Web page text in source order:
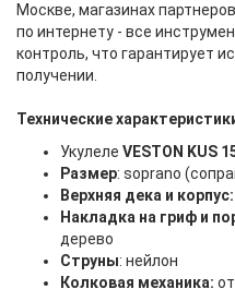
Москве, магазинах
по интернету - все
контроль, что гарантирует
получении.
Технические
Укулеле VESTON KUS
Размер: soprano
Верхняя дека и корпус:
Накладка на гриф и
дерево
Струны: нейлон
Колковая механика: